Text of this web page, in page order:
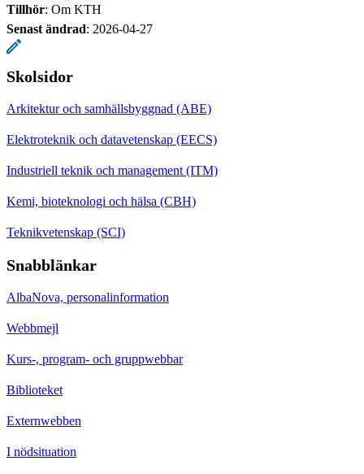
Tillhör: Om KTH
Senast ändrad: 2026-04-27
Skolsidor
Arkitektur och samhällsbyggnad (ABE)
Elektroteknik och datavetenskap (EECS)
Industriell teknik och management (ITM)
Kemi, bioteknologi och hälsa (CBH)
Teknikvetenskap (SCI)
Snabblänkar
AlbaNova, personalinformation
Webbmejl
Kurs-, program- och gruppwebbar
Biblioteket
Externwebben
I nödsituation